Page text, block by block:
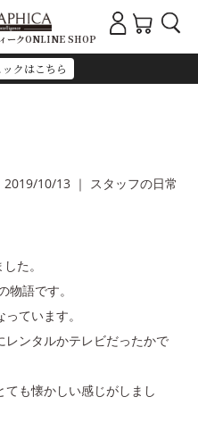
ックはこちら
ィークONLINE SHOP
2019/10/13 ｜ スタッフの日常
た。
語です。
ています。
レンタルかテレビだったかで
も懐かしい感じがしまし